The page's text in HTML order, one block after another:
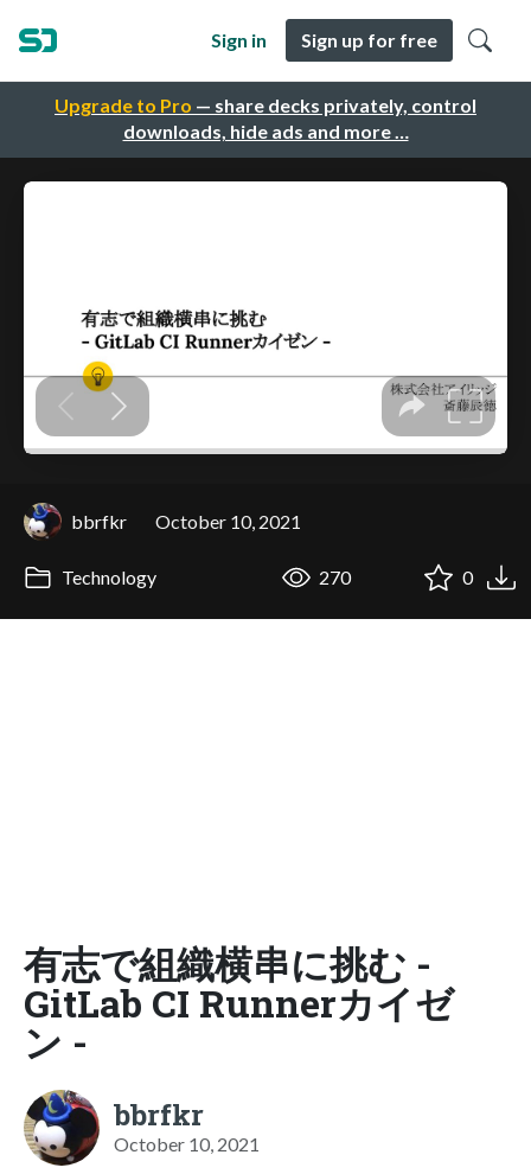
Upgrade to Pro — share decks privately, control
downloads, hide ads and more …
Sign in Sign up for free
bbrfkr October 10, 2021
Technology 270 0
有志で組織横串に挑む -
GitLab CI Runnerカイゼ
ン -
bbrfkr
October 10, 2021